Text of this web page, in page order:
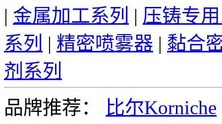
| 金属加工系列 | 压铸专
系列 | 精密喷雾器 | 黏合
剂系列
品牌推荐：
比尔Korniche